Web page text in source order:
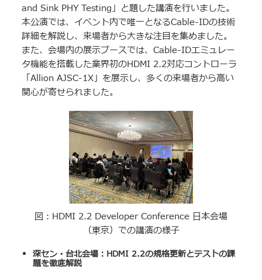
and Sink PHY Testing」と題した講演を行いました。
本公演では、イベント内で唯一となるCable-IDの技術
詳細を解説し、来場者から大きな注目を集めました。
また、会場内の展示ブースでは、Cable-IDエミュレー
タ機能を搭載した業界初のHDMI 2.2対応コントローラ
「Allion AJSC-1X」を展示し、多くの来場者から高い
関心が寄せられました。
図：HDMI 2.2 Developer Conference 日本会場
（東京）での講演の様子
深セン・台北会場： HDMI 2.2の規格更新とテストの課
題を徹底解説